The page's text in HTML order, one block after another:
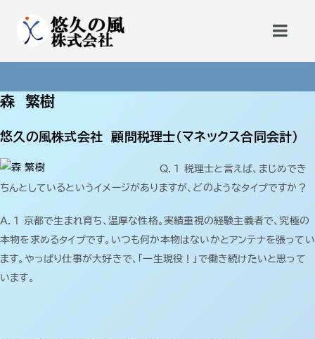
content
更新講習
サービス
悠久の風会員
森 繁樹
悠久の風株式会社 顧問税理士（マネックス合同会計）
Ｑ．１ 税理士と言えば、まじめでき
ちんとしているというイメージがありますが、どのようなタイプですか？
Ａ．1 京都で生まれ育ち、温厚な性格。実績重視の経験主義者で、究極の
本物を求めるタイプです。いつも何か本物はないかとアンテナを張ってい
ます。やっぱり仕事が大好きで、「一生現役！」で働き続けたいと思って
います。